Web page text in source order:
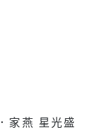
家燕 星光盛